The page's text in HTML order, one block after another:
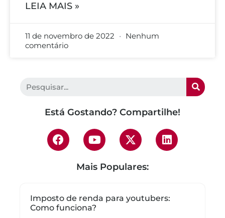
LEIA MAIS »
11 de novembro de 2022
Nenhum
comentário
Está Gostando? Compartilhe!
Mais Populares:
Imposto de renda para youtubers:
Como funciona?